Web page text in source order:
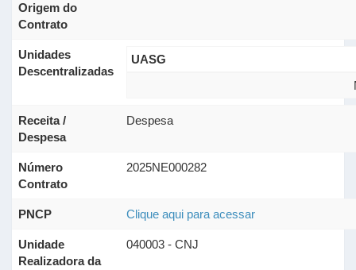
Origem do
Contrato
Unidades
Descentralizadas
UASG
Receita /
Despesa
Despesa
Número
Contrato
2025NE000282
PNCP Clique aqui para acessar
Unidade
Realizadora da
040003 - CNJ